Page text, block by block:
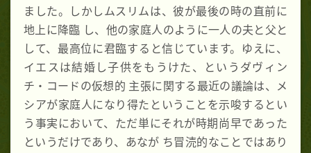
ました。しかしムスリムは、彼が最後の時の直前に
地上に降臨 し、他の家庭人のように一人の夫と父と
して、最高位に君臨すると信じています。ゆえに、
イエスは結婚し子供をもうけた、というダヴィン
チ・コードの仮想的 主張に関する最近の議論は、メ
シアが家庭人になり得たということを示唆するとい
う事実において、ただ単にそれが時期尚早であった
というだけであり、あなが ち冒涜的なことではあり